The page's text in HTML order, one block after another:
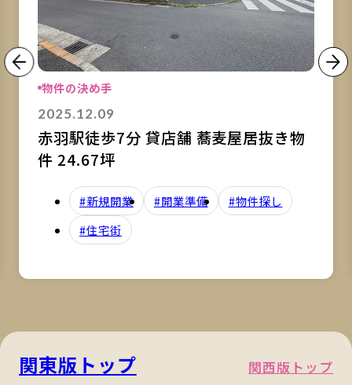
物件の決め手
2025.12.09
赤羽駅徒歩7分 貸店舗 蕎麦屋居抜き物
件 24.67坪
#新規開業 #開業準備
#物件探し
#住宅街
関東版トップ 関西版トップ